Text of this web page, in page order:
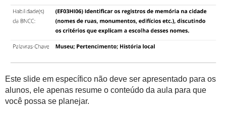
Este slide em específico não deve ser apresentado para os
alunos, ele apenas resume o conteúdo da aula para que
você possa se planejar.